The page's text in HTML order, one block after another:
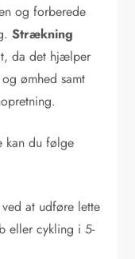
og forberede
Strækning
da det hjælper
ømhed samt
kan du følge
at udføre lette
eller cykling i 5-